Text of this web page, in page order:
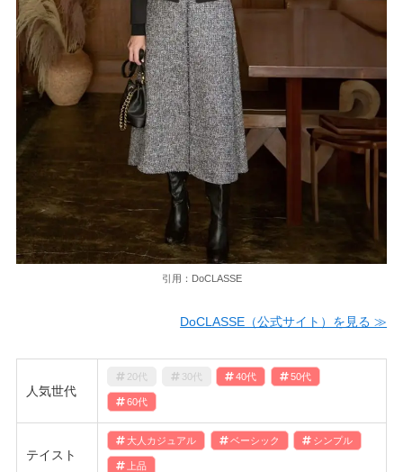
引用：DoCLASSE
DoCLASSE（公式サイト）を見る ≫
人気世代
20代 30代 40代 50代
60代
テイスト
大人カジュアル ベーシック シンプル
上品